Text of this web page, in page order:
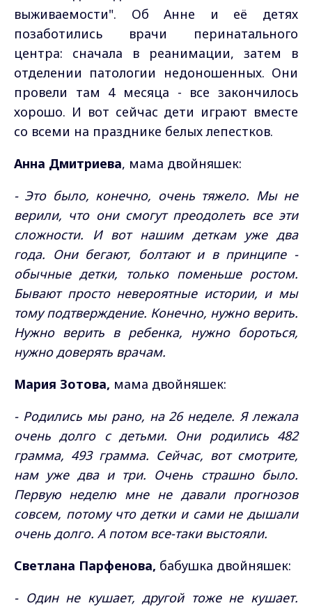
выживаемости". Об Анне и её детях
позаботились врачи перинатального
центра: сначала в реанимации, затем в
отделении патологии недоношенных. Они
провели там 4 месяца - все закончилось
хорошо. И вот сейчас дети играют вместе
со всеми на празднике белых лепестков.
Анна Дмитриева, мама двойняшек:
- Это было, конечно, очень тяжело. Мы не
верили, что они смогут преодолеть все эти
сложности. И вот нашим деткам уже два
года. Они бегают, болтают и в принципе -
обычные детки, только поменьше ростом.
Бывают просто невероятные истории, и мы
тому подтверждение. Конечно, нужно верить.
Нужно верить в ребенка, нужно бороться,
нужно доверять врачам.
Мария Зотова, мама двойняшек:
- Родились мы рано, на 26 неделе. Я лежала
очень долго с детьми. Они родились 482
грамма, 493 грамма. Сейчас, вот смотрите,
нам уже два и три. Очень страшно было.
Первую неделю мне не давали прогнозов
совсем, потому что детки и сами не дышали
очень долго. А потом все-таки выстояли.
Светлана Парфенова, бабушка двойняшек:
- Один не кушает, другой тоже не кушает.